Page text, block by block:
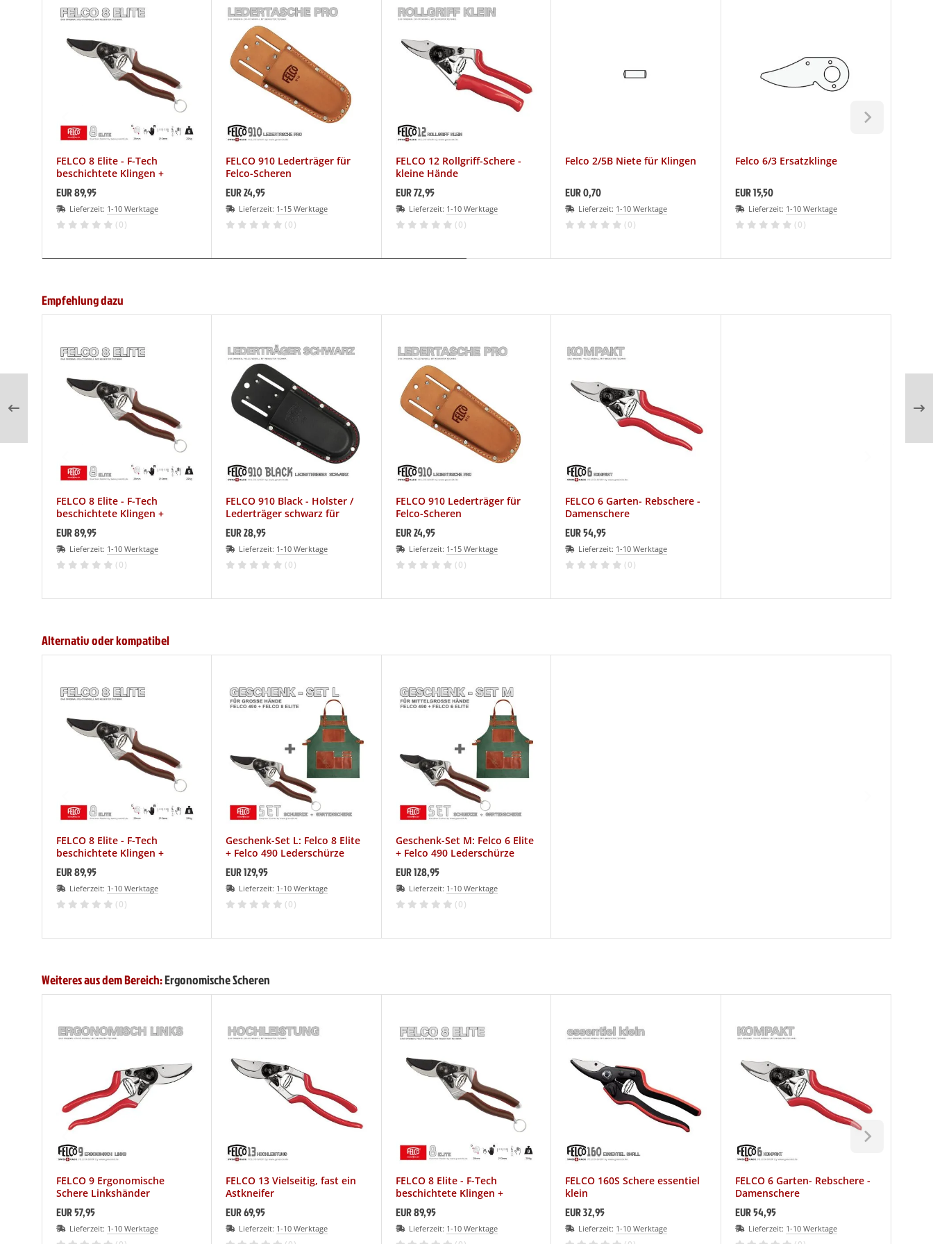
FELCO 8 Elite - F-Tech
beschichtete Klingen +
Ledergriffe
EUR 89,95
Lieferzeit: 1-10 Werktage
(0)
FELCO 910 Lederträger für
Felco-Scheren
EUR 24,95
Lieferzeit: 1-15 Werktage
(0)
FELCO 12 Rollgriff-Schere -
kleine Hände
EUR 72,95
Lieferzeit: 1-10 Werktage
(0)
Felco 2/5B Niete für Klingen
EUR 0,70
Lieferzeit: 1-10 Werktage
(0)
Felco 6/3 Ersatzklinge
EUR 15,50
Lieferzeit: 1-10 Werktage
(0)
Empfehlung dazu
FELCO 8 Elite - F-Tech
beschichtete Klingen +
Ledergriffe
EUR 89,95
Lieferzeit: 1-10 Werktage
(0)
FELCO 910 Black - Holster /
Lederträger schwarz für
Felco-Scheren
EUR 28,95
Lieferzeit: 1-10 Werktage
(0)
FELCO 910 Lederträger für
Felco-Scheren
EUR 24,95
Lieferzeit: 1-15 Werktage
(0)
FELCO 6 Garten- Rebschere -
Damenschere
EUR 54,95
Lieferzeit: 1-10 Werktage
(0)
Alternativ oder kompatibel
FELCO 8 Elite - F-Tech
beschichtete Klingen +
Ledergriffe
EUR 89,95
Lieferzeit: 1-10 Werktage
(0)
Geschenk-Set L: Felco 8 Elite
+ Felco 490 Lederschürze
EUR 129,95
Lieferzeit: 1-10 Werktage
(0)
Geschenk-Set M: Felco 6 Elite
+ Felco 490 Lederschürze
EUR 128,95
Lieferzeit: 1-10 Werktage
(0)
Weiteres aus dem Bereich:Ergonomische Scheren
FELCO 9 Ergonomische
Schere Linkshänder
EUR 57,95
Lieferzeit: 1-10 Werktage
FELCO 13 Vielseitig, fast ein
Astkneifer
EUR 69,95
Lieferzeit: 1-10 Werktage
FELCO 8 Elite - F-Tech
beschichtete Klingen +
Ledergriffe
EUR 89,95
Lieferzeit: 1-10 Werktage
FELCO 160S Schere essentiel
klein
EUR 32,95
Lieferzeit: 1-10 Werktage
FELCO 6 Garten- Rebschere -
Damenschere
EUR 54,95
Lieferzeit: 1-10 Werktage
(29)
Nr. 160L (11)